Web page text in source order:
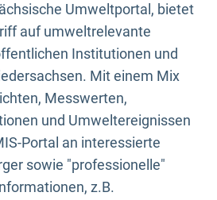
Umweltportal, bietet
auf umweltrelevante
Institutionen und
Mit einem Mix
Messwerten,
und Umweltereignissen
Portal an interessierte
sowie "professionelle"
z.B.